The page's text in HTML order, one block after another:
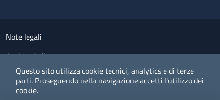
Questo sito utilizza cookie tecnici, analytics e di terze
parti. Proseguendo nella navigazione accetti l'utilizzo dei
cookie.
Small prints
Note legali
Cookies Policy
Policy privacy e protezione del dato personale
Albo pretorio on-line